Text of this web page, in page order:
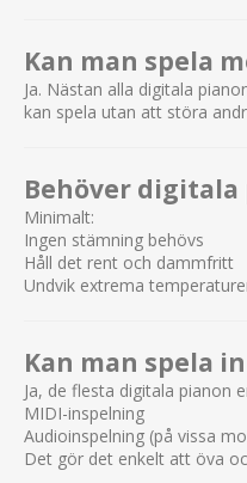
Kan man spela
Ja. Nästan alla digitala
kan spela utan att störa
Behöver
Minimalt:
Ingen stämning behövs
Håll det rent och dammfritt
Undvik extrema
Kan man spela
Ja, de flesta digitala pianon
MIDI-inspelning
Audioinspelning (på vissa
Det gör det enkelt att öva